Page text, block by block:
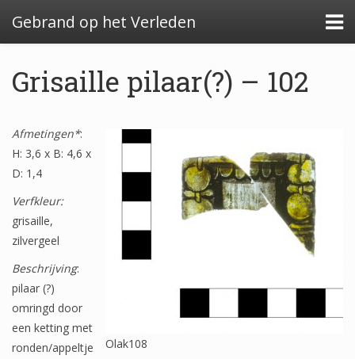
Gebrand op het Verleden
Algemeen: Glazeniersafval in Nederland
Algemeen: de glazenier
Uitwerking: Zutphen-Dieserstraat, 1583-1600
Uitwerking: Oldenzaal-Boterstraat, 1650-1700
Quickscan: Groenlo-Nieuwstad, 1650-1800
Quickscan: Groenlo-Notenboomstraat, 1700-
1750
Grisaille pilaar(?) – 102
Olak108
Afmetingen*:
H: 3,6 x B: 4,6 x
D: 1,4
Verfkleur:
grisaille,
zilvergeel
Beschrijving:
pilaar (?)
omringd door
een ketting met
ronden/appeltje